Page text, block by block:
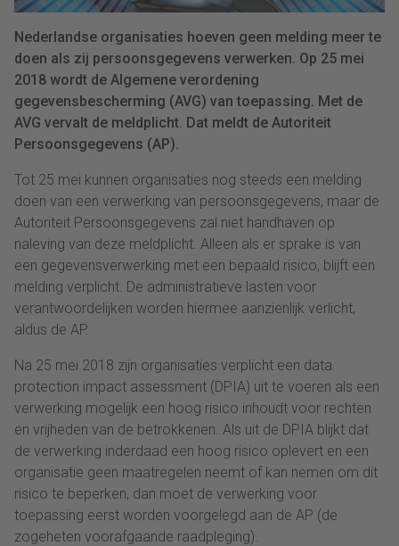
Nederlandse organisaties hoeven geen melding meer te
doen als zij persoonsgegevens verwerken. Op 25 mei
2018 wordt de Algemene verordening
gegevensbescherming (AVG) van toepassing. Met de
AVG vervalt de meldplicht. Dat meldt de Autoriteit
Persoonsgegevens (AP).
Tot 25 mei kunnen organisaties nog steeds een melding
doen van een verwerking van persoonsgegevens, maar de
Autoriteit Persoonsgegevens zal niet handhaven op
naleving van deze meldplicht. Alleen als er sprake is van
een gegevensverwerking met een bepaald risico, blijft een
melding verplicht. De administratieve lasten voor
verantwoordelijken worden hiermee aanzienlijk verlicht,
aldus de AP.
Na 25 mei 2018 zijn organisaties verplicht een data
protection impact assessment (DPIA) uit te voeren als een
verwerking mogelijk een hoog risico inhoudt voor rechten
en vrijheden van de betrokkenen. Als uit de DPIA blijkt dat
de verwerking inderdaad een hoog risico oplevert en een
organisatie geen maatregelen neemt of kan nemen om dit
risico te beperken, dan moet de verwerking voor
toepassing eerst worden voorgelegd aan de AP (de
zogeheten voorafgaande raadpleging).